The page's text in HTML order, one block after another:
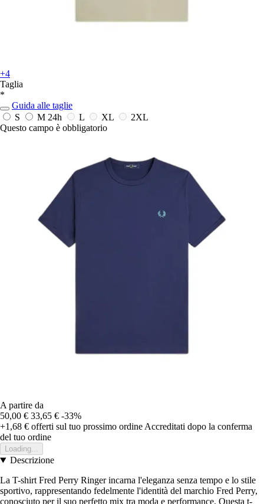
+4
Taglia
*
Guida alle taglie
S
M 24h L XL
2XL
Questo campo è obbligatorio
A partire da
50,00 € 33,65 € -33%
+1,68 € offerti sul tuo prossimo ordine Accreditati dopo la conferma
del tuo ordine
Loading...
Descrizione
La T-shirt Fred Perry Ringer incarna l'eleganza senza tempo e lo stile
sportivo, rappresentando fedelmente l'identità del marchio Fred Perry,
conosciuto per il suo perfetto mix tra moda e performance. Questa t-